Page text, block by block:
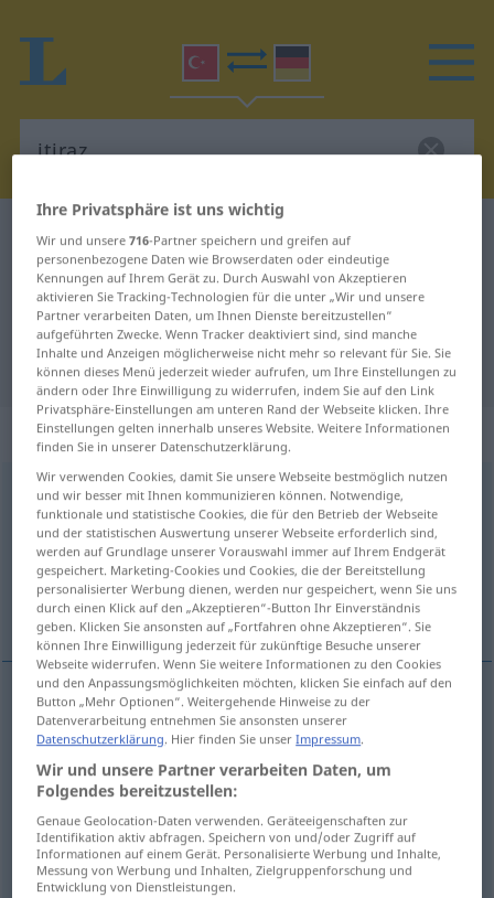
Türkisch-Deutsch Wörterbuch itiraz
Türkisch-Deutsch Übersetzung für
"itiraz"
"itiraz" Deutsch Übersetzung
„itiraz“
itiraz [iːtɪrɑːz]
Übersicht aller Übersetzungen
(Für mehr Details die Übersetzung anklicken/antippen)
Einwand, Einspruch, Zurückweisung
Einwand M itiraz
Einspruch M ( -Egegen AKK) itiraz JUR
Zurückweisung F itiraz
Ihre Privatsphäre ist uns wichtig
Wir und unsere716-Partner speichern und greifen auf
personenbezogene Daten wie Browserdaten oder eindeutige
Kennungen auf Ihrem Gerät zu. Durch Auswahl von Akzeptieren
aktivieren Sie Tracking-Technologien für die unter „Wir und unsere
Partner verarbeiten Daten, um Ihnen Dienste bereitzustellen“
aufgeführten Zwecke. Wenn Tracker deaktiviert sind, sind manche
Inhalte und Anzeigen möglicherweise nicht mehr so relevant für Sie. Sie
können dieses Menü jederzeit wieder aufrufen, um Ihre Einstellungen zu
ändern oder Ihre Einwilligung zu widerrufen, indem Sie auf den Link
Privatsphäre-Einstellungen am unteren Rand der Webseite klicken. Ihre
Einstellungen gelten innerhalb unseres Website. Weitere Informationen
finden Sie in unserer Datenschutzerklärung.
Wir verwenden Cookies, damit Sie unsere Webseite bestmöglich nutzen
und wir besser mit Ihnen kommunizieren können. Notwendige,
funktionale und statistische Cookies, die für den Betrieb der Webseite
und der statistischen Auswertung unserer Webseite erforderlich sind,
werden auf Grundlage unserer Vorauswahl immer auf Ihrem Endgerät
gespeichert. Marketing-Cookies und Cookies, die der Bereitstellung
personalisierter Werbung dienen, werden nur gespeichert, wenn Sie uns
durch einen Klick auf den „Akzeptieren“-Button Ihr Einverständnis
geben. Klicken Sie ansonsten auf „Fortfahren ohne Akzeptieren“. Sie
können Ihre Einwilligung jederzeit für zukünftige Besuche unserer
Webseite widerrufen. Wenn Sie weitere Informationen zu den Cookies
und den Anpassungsmöglichkeiten möchten, klicken Sie einfach auf den
Button „Mehr Optionen“. Weitergehende Hinweise zu der
Datenverarbeitung entnehmen Sie ansonsten unserer
Datenschutzerklärung. Hier finden Sie unserImpressum.
Wir und unsere Partner verarbeiten Daten, um
Folgendes bereitzustellen:
Genaue Geolocation-Daten verwenden. Geräteeigenschaften zur
Identifikation aktiv abfragen. Speichern von und/oder Zugriff auf
Informationen auf einem Gerät. Personalisierte Werbung und Inhalte,
Messung von Werbung und Inhalten, Zielgruppenforschung und
Entwicklung von Dienstleistungen.